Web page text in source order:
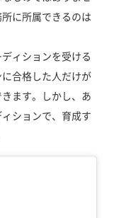
に所属できるのは
ィションを受ける
合格した人だけが
ます。しかし、あ
ションで、育成す